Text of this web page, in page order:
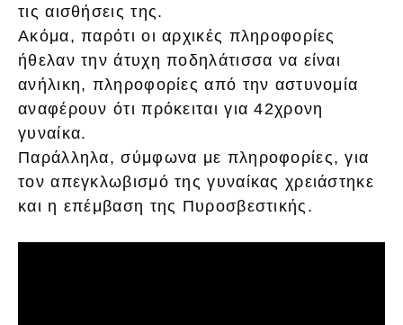
τις αισθήσεις της.
Ακόμα, παρότι οι αρχικές πληροφορίες
ήθελαν την άτυχη ποδηλάτισσα να είναι
ανήλικη, πληροφορίες από την αστυνομία
αναφέρουν ότι πρόκειται για 42χρονη
γυναίκα.
Παράλληλα, σύμφωνα με πληροφορίες, για
τον απεγκλωβισμό της γυναίκας χρειάστηκε
και η επέμβαση της Πυροσβεστικής.